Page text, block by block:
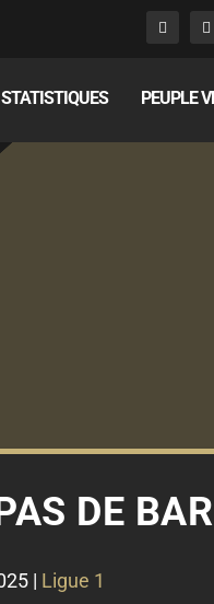
STATISTIQUES PEUPLE
DE
| Ligue 1